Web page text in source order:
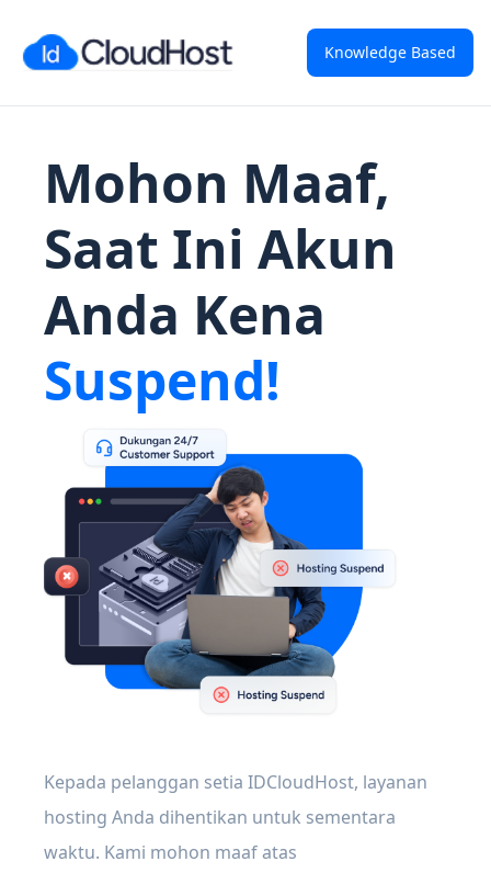
Knowledge Based
Mohon Maaf,
Saat Ini Akun
Anda Kena
Suspend!
Kepada pelanggan setia IDCloudHost, layanan
hosting Anda dihentikan untuk sementara
waktu. Kami mohon maaf atas